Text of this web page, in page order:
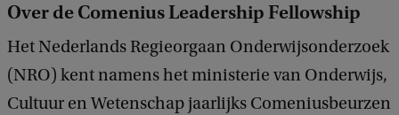
Over de Comenius Leadership Fellowship
Het Nederlands Regieorgaan Onderwijsonderzoek
(NRO) kent namens het ministerie van Onderwijs,
Cultuur en Wetenschap jaarlijks Comeniusbeurzen